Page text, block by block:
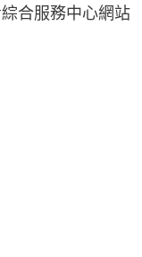
合服務中心網站